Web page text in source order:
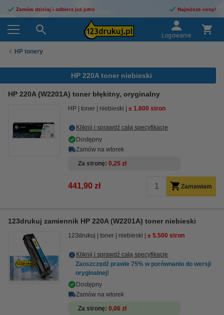
Zamów dzisiaj i odbierz już jutro Najniższe ceny!
Logowanie
HP tonery
HP 220A toner niebieski
HP 220A (W2201A) toner błękitny, oryginalny
HP toner niebieski ± 1.800 stron
Kliknij i sprawdź całą specyfikacje
Dostępny
Zamów na wtorek
Za stronę 0,25 zł
441,90 zł Zamawiam
123drukuj zamiennik HP 220A (W2201A) toner niebieski
123drukuj toner niebieski ± 5.500 stron
Kliknij i sprawdź całą specyfikacje
Zaoszczędź prawie 75% w porównaniu do wersji
oryginalnej!
Dostępny
Zamów na wtorek
Za stronę 0,06 zł